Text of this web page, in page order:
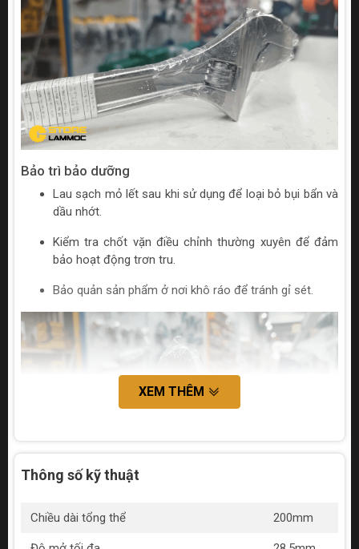
Bảo trì bảo dưỡng
Lau sạch mỏ lết sau khi sử dụng để loại bỏ bụi bẩn và
dầu nhớt.
Kiểm tra chốt vặn điều chỉnh thường xuyên để đảm
bảo hoạt động trơn tru.
Bảo quản sản phẩm ở nơi khô ráo để tránh gỉ sét.
Kết luận
XEM THÊM
Thông số kỹ thuật
Chiều dài tổng thể 200mm